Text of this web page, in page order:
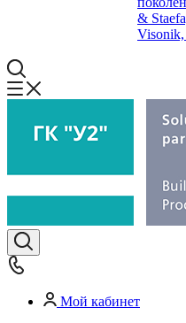
&
Мой кабинет